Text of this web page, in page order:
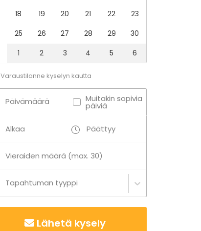
18 19 20 21 22
23
25 26 27 28 29
30
1 2 3 4 5 6
Varaustilanne kyselyn kautta
Päivämäärä Muitakin sopivia
päiviä
Alkaa Päättyy
Vieraiden määrä (max. 30)
Tapahtuman tyyppi
Lähetä kysely